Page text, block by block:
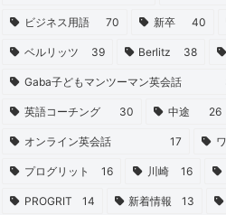
ビジネス用語 70 新卒 40
ベルリッツ 39 Berlitz 38
Gaba子どもマンツーマン英会話
英語コーチング 30 中途 26
オンライン英会話 17
プログリット 16 川崎 16
PROGRIT 14 新着情報 13